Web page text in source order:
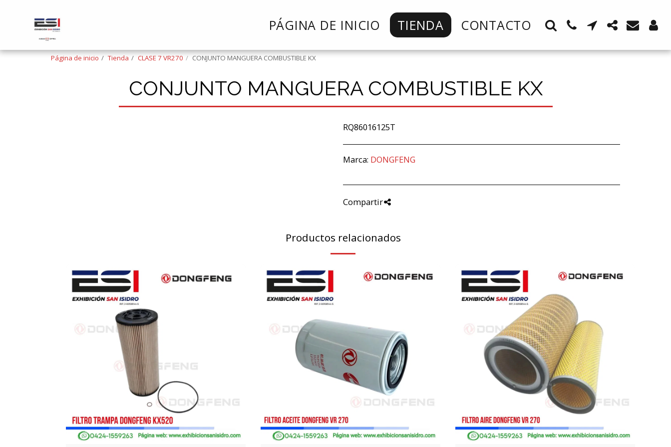
PÁGINA DE INICIO TIENDA CONTACTO
Página de inicio Tienda CLASE 7 VR270 CONJUNTO MANGUERA COMBUSTIBLE KX
CONJUNTO MANGUERA COMBUSTIBLE KX
RQ86016125T
Marca: DONGFENG
Compartir
Productos relacionados